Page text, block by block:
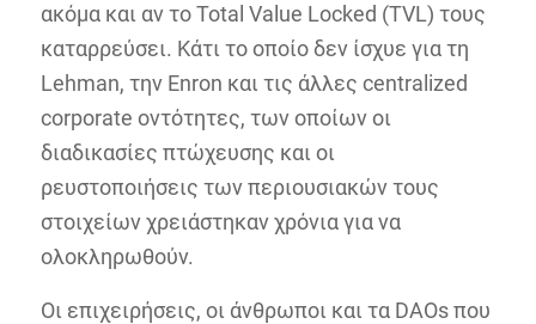
ακόμα και αν το Total Value Locked (TVL) τους
καταρρεύσει. Κάτι το οποίο δεν ίσχυε για τη
Lehman, την Enron και τις άλλες centralized
corporate οντότητες, των οποίων οι
διαδικασίες πτώχευσης και οι
ρευστοποιήσεις των περιουσιακών τους
στοιχείων χρειάστηκαν χρόνια για να
ολοκληρωθούν.
Οι επιχειρήσεις, οι άνθρωποι και τα DAOs που